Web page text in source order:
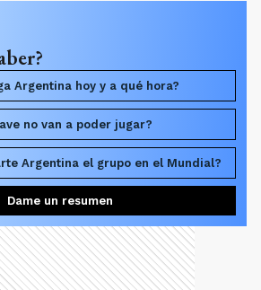
Argentina hoy y a qué hora?
no van a poder jugar?
Argentina el grupo en el Mundial?
Dame un resumen